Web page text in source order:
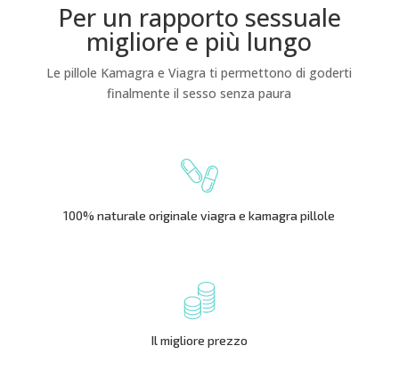
Per un rapporto sessuale
migliore e più lungo
Le pillole Kamagra e Viagra ti permettono di goderti
finalmente il sesso senza paura
100% naturale originale viagra e kamagra pillole
Il migliore prezzo